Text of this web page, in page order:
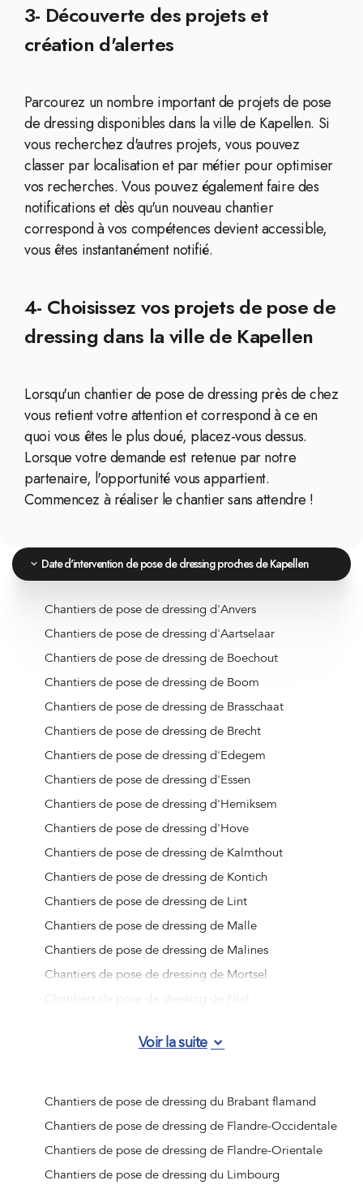
3- Découverte des projets et
création d'alertes
Parcourez un nombre important de projets de pose
de dressing disponibles dans la ville de Kapellen. Si
vous recherchez d'autres projets, vous pouvez
classer par localisation et par métier pour optimiser
vos recherches. Vous pouvez également faire des
notifications et dès qu'un nouveau chantier
correspond à vos compétences devient accessible,
vous êtes instantanément notifié.
4- Choisissez vos projets de pose de
dressing dans la ville de Kapellen
Lorsqu'un chantier de pose de dressing près de chez
vous retient votre attention et correspond à ce en
quoi vous êtes le plus doué, placez-vous dessus.
Lorsque votre demande est retenue par notre
partenaire, l'opportunité vous appartient.
Commencez à réaliser le chantier sans attendre !
Date d'intervention de pose de dressing proches de Kapellen
Chantiers de pose de dressing d'Anvers
Chantiers de pose de dressing d'Aartselaar
Chantiers de pose de dressing de Boechout
Chantiers de pose de dressing de Boom
Chantiers de pose de dressing de Brasschaat
Chantiers de pose de dressing de Brecht
Chantiers de pose de dressing d'Edegem
Chantiers de pose de dressing d'Essen
Chantiers de pose de dressing d'Hemiksem
Chantiers de pose de dressing d'Hove
Chantiers de pose de dressing de Kalmthout
Chantiers de pose de dressing de Kontich
Chantiers de pose de dressing de Lint
Chantiers de pose de dressing de Malle
Chantiers de pose de dressing de Malines
Chantiers de pose de dressing de Mortsel
Chantiers de pose de dressing de Rumst
Chantiers de pose de dressing de Schilde
Chantiers de pose de dressing de Schoten
Chantiers de pose de dressing de Stabroek
Chantiers de pose de dressing de Wijnegem
Voir la suite
Chantiers de pose de dressing du Brabant flamand
Chantiers de pose de dressing de Flandre-Occidentale
Chantiers de pose de dressing de Flandre-Orientale
Chantiers de pose de dressing du Limbourg